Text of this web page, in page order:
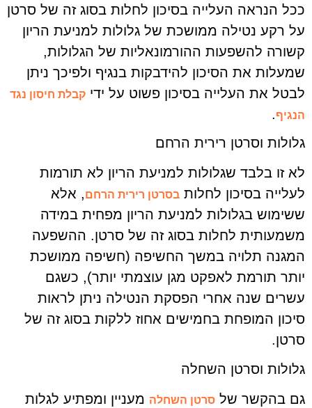
ככל הנראה העלייה בסיכון לחלות בסוג זה של סרטן
על רקע נטילה ממושכת של גלולות למניעת הריון
קשורה להשפעות ההורמונאליות של הגלולות,
שמעלות את הסיכון להידבקות בנגיף ולפיכך ניתן
לבטל את העלייה בסיכון פשוט על ידי קבלת חיסון נגד
הנגיף.
גלולות וסרטן רירית הרחם
לא זו בלבד שגלולות למניעת הריון לא תורמות
לעלייה בסיכון לחלות בסרטן רירית הרחם, אלא
ששימוש בגלולות למניעת הריון מפחית במידה
משמעותית לחלות בסוג זה של סרטן. ההשפעה
המגנה תלויה במשך החשיפה (חשיפה ממושכת
יותר תורמת לאפקט מגן עוצמתי יותר), כשגם
עשרים שנה אחרי הפסקת הנטילה ניתן לראות
סיכון המופחת בחמישים אחוז ללקות בסוג זה של
סרטן.
גלולות וסרטן השחלה
גם בהקשר של סרטן השחלה מעניין ומפתיע לגלות